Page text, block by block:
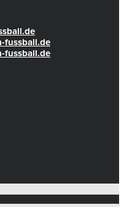
fussball.de
fussball.de